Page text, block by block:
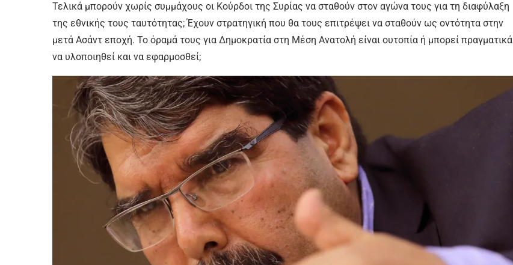
Τελικά μπορούν χωρίς συμμάχους οι Κούρδοι της Συρίας να σταθούν στον αγώνα τους για τη διαφύλαξη
της εθνικής τους ταυτότητας; Έχουν στρατηγική που θα τους επιτρέψει να σταθούν ως οντότητα στην
μετά Ασάντ εποχή. Το όραμά τους για Δημοκρατία στη Μέση Ανατολή είναι ουτοπία ή μπορεί πραγματικά
να υλοποιηθεί και να εφαρμοσθεί;